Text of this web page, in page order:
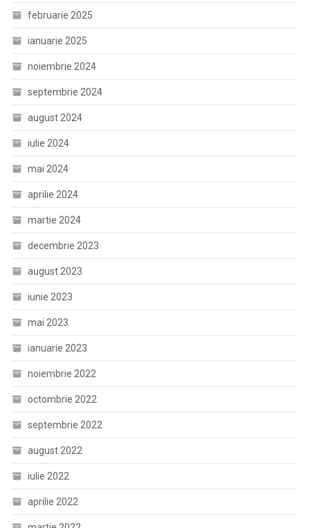
februarie 2025
ianuarie 2025
noiembrie 2024
septembrie 2024
august 2024
iulie 2024
mai 2024
aprilie 2024
martie 2024
decembrie 2023
august 2023
iunie 2023
mai 2023
ianuarie 2023
noiembrie 2022
octombrie 2022
septembrie 2022
august 2022
iulie 2022
aprilie 2022